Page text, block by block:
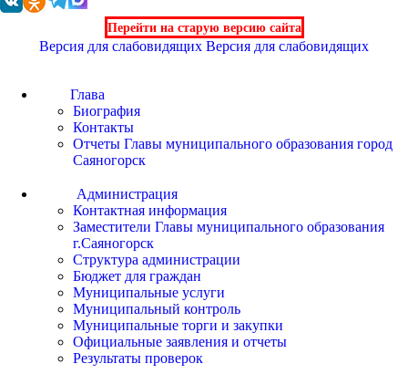
Перейти на старую версию сайта
Версия для слабовидящих Версия для слабовидящих
Глава
Биография
Контакты
Отчеты Главы муниципального образования город
Саяногорск
Администрация
Контактная информация
Заместители Главы муниципального образования
г.Саяногорск
Структура администрации
Бюджет для граждан
Муниципальные услуги
Муниципальный контроль
Муниципальные торги и закупки
Официальные заявления и отчеты
Результаты проверок